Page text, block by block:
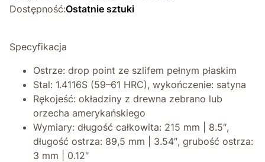
Dostępność:Ostatnie sztuki
Specyfikacja
Ostrze: drop point ze szlifem pełnym płaskim
Stal: 1.4116S (59–61 HRC), wykończenie: satyna
Rękojeść: okładziny z drewna zebrano lub
orzecha amerykańskiego
Wymiary: długość całkowita: 215 mm | 8.5″,
długość ostrza: 89,5 mm | 3.54″, grubość ostrza:
3 mm | 0.12″